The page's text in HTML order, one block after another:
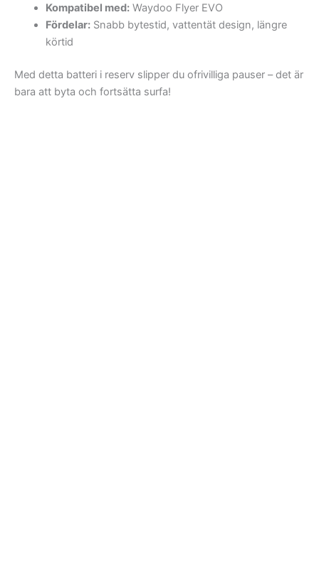
Kompatibel med:Waydoo Flyer EVO
Fördelar:Snabb bytestid, vattentät design, längre
körtid
Med detta batteri i reserv slipper du ofrivilliga pauser – det är
bara att byta och fortsätta surfa!